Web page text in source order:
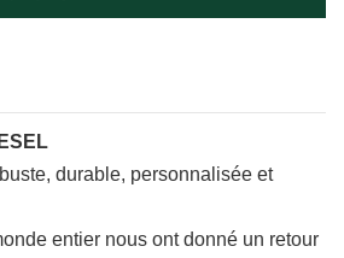
durable, personnalisée et
entier nous ont donné un retour